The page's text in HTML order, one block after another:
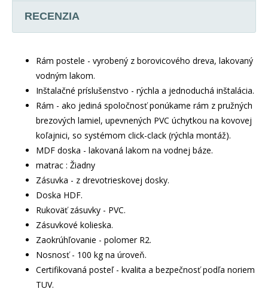
RECENZIA
Rám postele - vyrobený z borovicového dreva, lakovaný
vodným lakom.
Inštalačné príslušenstvo - rýchla a jednoduchá inštalácia.
Rám - ako jediná spoločnosť ponúkame rám z pružných
brezových lamiel, upevnených PVC úchytkou na kovovej
koľajnici, so systémom click-clack (rýchla montáž).
MDF doska - lakovaná lakom na vodnej báze.
matrac : Žiadny
Zásuvka - z drevotrieskovej dosky.
Doska HDF.
Rukoväť zásuvky - PVC.
Zásuvkové kolieska.
Zaokrúhľovanie - polomer R2.
Nosnosť - 100 kg na úroveň.
Certifikovaná posteľ - kvalita a bezpečnosť podľa noriem
TUV.